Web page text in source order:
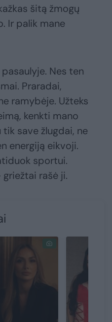
šitą žmogų
Ir palik mane
Nes ten
Praradai,
ramybėje. Užteks
kenkti mano
save žlugdai, ne
energiją eikvoji.
sportui.
griežtai rašė ji.